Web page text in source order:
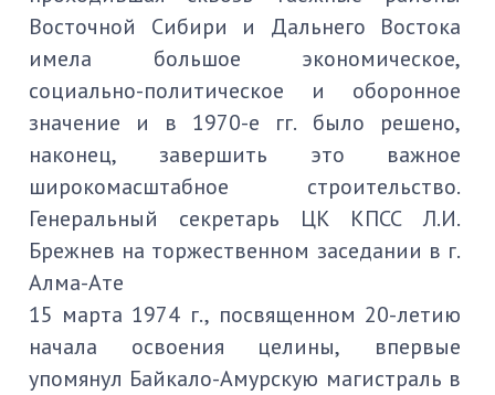
Восточной Сибири и Дальнего Востока
имела большое экономическое,
социально-политическое и оборонное
значение и в 1970-е гг. было решено,
наконец, завершить это важное
широкомасштабное строительство.
Генеральный секретарь ЦК КПСС Л.И.
Брежнев на торжественном заседании в г.
Алма-Ате
15 марта 1974 г., посвященном 20-летию
начала освоения целины, впервые
упомянул Байкало-Амурскую магистраль в